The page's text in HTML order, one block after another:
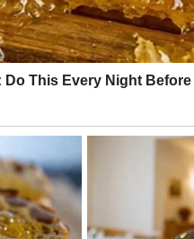
raste, a samopouzdanje
ste u vezi, vreme je za
nešto ozbiljnije.